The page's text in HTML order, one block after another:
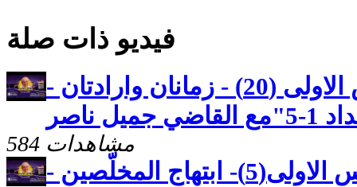
فيديو ذات صلة
كنوز مخفيه"رسالة بطرس الاولى (20) - زمانان وارادتان -
ناصر
584 مشاهدات
كنوز مخفيه "رسالة بطرس الاولى(5)- ابتهاج المخلّصين -